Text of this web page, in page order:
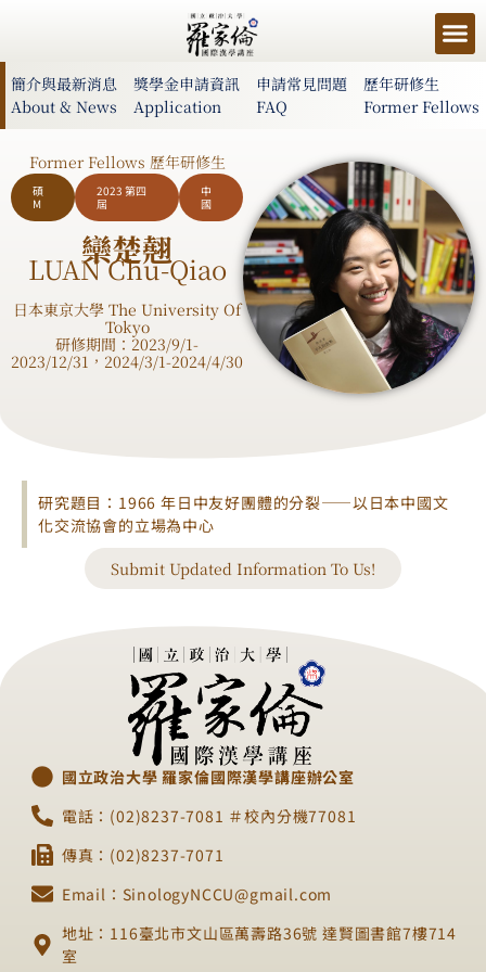
簡介與最新消息
About & News
獎學金申請資訊
Application
申請常見問題
FAQ
歷年研修生
Former Fellows
Former Fellows 歷年研修生
碩
M
2023 第四
屆
中
國
欒楚翹
LUAN Chu-Qiao
日本東京大學 The University Of
Tokyo
研修期間：2023/9/1-
2023/12/31，2024/3/1-2024/4/30
研究題目：1966 年日中友好團體的分裂——以日本中國文
化交流協會的立場為中心
Submit Updated Information To Us!
國立政治大學 羅家倫國際漢學講座辦公室
電話：(02)8237-7081 ＃校內分機77081
傳真：(02)8237-7071
Email：SinologyNCCU@gmail.com
地址：116臺北市文山區萬壽路36號 達賢圖書館7樓714
室